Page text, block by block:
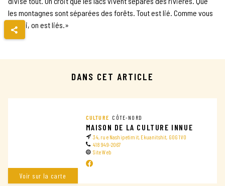
les montagnes sont séparées des forêts. Tout est lié. Comme vous
et moi, on est liés.»
DANS CET ARTICLE
Voir sur la carte
CULTURE CÔTE-NORD
MAISON DE LA CULTURE INNUE
34, rue Nashipetimit, Ekuanitshit, G0G 1V0
418 949-2067
Site Web